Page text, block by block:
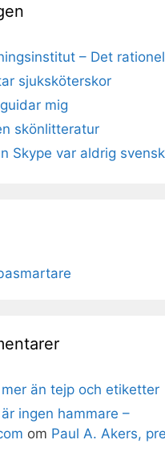
– Det
sjuksköterskor
mig
skönlitteratur
Skype var aldrig
mer än tejp och etiketter
ingen hammare –
om Paul A. Akers,